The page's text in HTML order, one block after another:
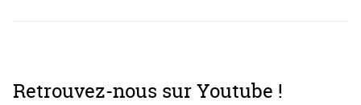
Retrouvez-nous sur Youtube !